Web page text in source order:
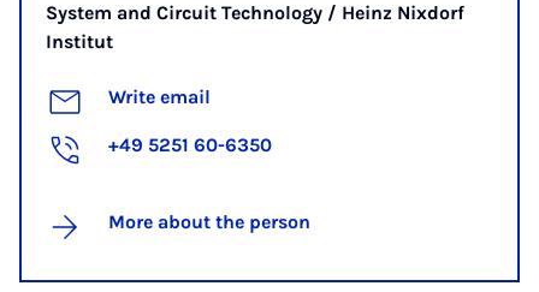
System and Circuit Technology / Heinz Nixdorf
Institut
Write email
+49 5251 60-6350
More about the person